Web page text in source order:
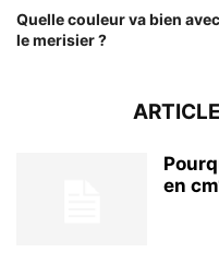
Quelle couleur va bien avec
le merisier ?
en